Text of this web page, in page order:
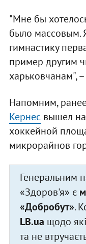
"Мне бы
было массовым.
гимнастику
пример другим
харьковчанам",
Напомним,
Кернесвышел на
хоккейной
микрорайнов
Генеральним
«Здоров'я» є
«Добробут».
LB.ua щодо
та не